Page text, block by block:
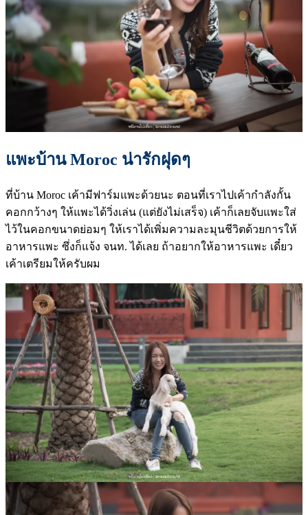
แพะบ้าน Moroc น่ารักฝุดๆ
ที่บ้าน Moroc เค้ามีฟาร์มแพะด้วยนะ ตอนที่เราไปเค้ากำลังกั้น
คอกกว้างๆ ให้แพะได้วิ่งเล่น (แต่ยังไม่เสร็จ) เค้าก็เลยจับแพะใส่
ไว้ในคอกขนาดย่อมๆ ให้เราได้เพิ่มความละมุนชีวิตด้วยการให้
อาหารแพะ ซึ่งก็แจ้ง จนท. ได้เลย ถ้าอยากให้อาหารแพะ เดี๋ยว
เค้าเตรียมให้ครับผม